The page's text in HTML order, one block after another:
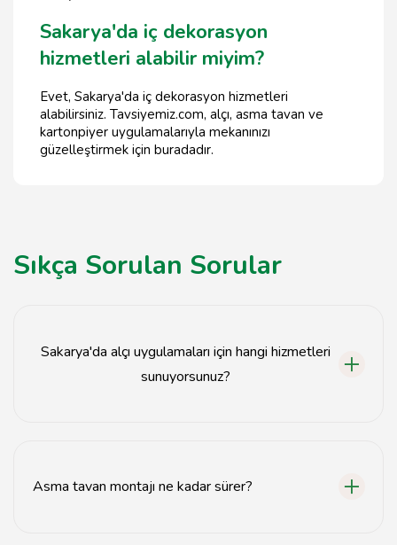
Sakarya'da iç dekorasyon
hizmetleri alabilir miyim?
Evet, Sakarya'da iç dekorasyon hizmetleri
alabilirsiniz. Tavsiyemiz.com, alçı, asma tavan ve
kartonpiyer uygulamalarıyla mekanınızı
güzelleştirmek için buradadır.
Sıkça Sorulan Sorular
Sakarya'da alçı uygulamaları için hangi hizmetleri
sunuyorsunuz?
Asma tavan montajı ne kadar sürer?